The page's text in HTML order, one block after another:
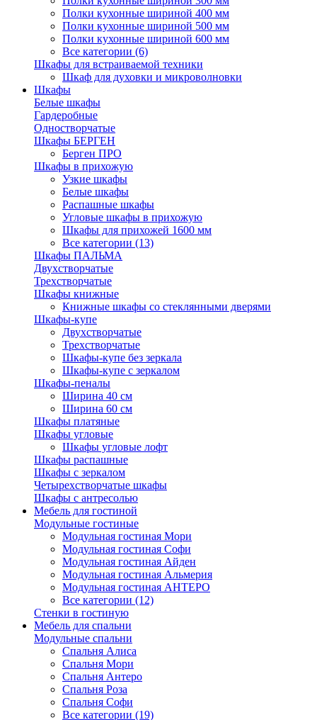
Полки кухонные шириной 400 мм
Полки кухонные шириной 500 мм
Полки кухонные шириной 600 мм
Все категории (6)
Шкафы для встраиваемой техники
Шкаф для духовки и микроволновки
Шкафы
Белые шкафы
Гардеробные
Одностворчатые
Шкафы БЕРГЕН
Берген ПРО
Шкафы в прихожую
Узкие шкафы
Белые шкафы
Распашные шкафы
Угловые шкафы в прихожую
Шкафы для прихожей 1600 мм
Все категории (13)
Шкафы ПАЛЬМА
Двухстворчатые
Трехстворчатые
Шкафы книжные
Книжные шкафы со стеклянными дверями
Шкафы-купе
Двухстворчатые
Трехстворчатые
Шкафы-купе без зеркала
Шкафы-купе с зеркалом
Шкафы-пеналы
Ширина 40 см
Ширина 60 см
Шкафы платяные
Шкафы угловые
Шкафы угловые лофт
Шкафы распашные
Шкафы с зеркалом
Четырехстворчатые шкафы
Шкафы с антресолью
Мебель для гостиной
Модульные гостиные
Модульная гостиная Мори
Модульная гостиная Софи
Модульная гостиная Айден
Модульная гостиная Альмерия
Модульная гостиная АНТЕРО
Все категории (12)
Стенки в гостиную
Мебель для спальни
Модульные спальни
Спальня Алиса
Спальня Мори
Спальня Антеро
Спальня Роза
Спальня Софи
Все категории (19)